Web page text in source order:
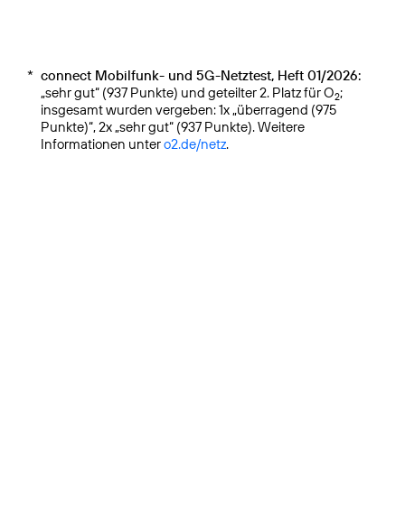
* connect Mobilfunk- und 5G-Netztest, Heft 01/2026:
„sehr gut“ (937 Punkte) und geteilter 2. Platz für O2;
insgesamt wurden vergeben: 1x „überragend (975
Punkte)“, 2x „sehr gut“ (937 Punkte). Weitere
Informationen untero2.de/netz.